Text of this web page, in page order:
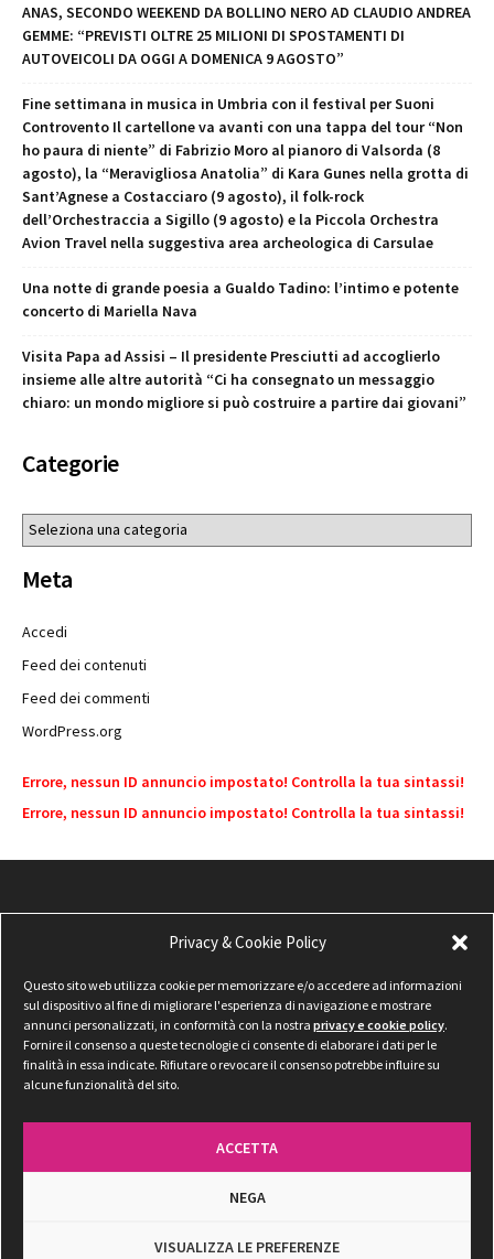
Privacy & Cookie Policy
Questo sito web utilizza cookie per memorizzare e/o accedere ad informazioni
sul dispositivo al fine di migliorare l'esperienza di navigazione e mostrare
annunci personalizzati, in conformità con la nostra privacy e cookie policy.
Fornire il consenso a queste tecnologie ci consente di elaborare i dati per le
finalità in essa indicate. Rifiutare o revocare il consenso potrebbe influire su
alcune funzionalità del sito.
ACCETTA
NEGA
VISUALIZZA LE PREFERENZE
ANAS, SECONDO WEEKEND DA BOLLINO NERO AD CLAUDIO ANDREA
GEMME: “PREVISTI OLTRE 25 MILIONI DI SPOSTAMENTI DI
AUTOVEICOLI DA OGGI A DOMENICA 9 AGOSTO”
Fine settimana in musica in Umbria con il festival per Suoni
Controvento Il cartellone va avanti con una tappa del tour “Non
ho paura di niente” di Fabrizio Moro al pianoro di Valsorda (8
agosto), la “Meravigliosa Anatolia” di Kara Gunes nella grotta di
Sant’Agnese a Costacciaro (9 agosto), il folk-rock
dell’Orchestraccia a Sigillo (9 agosto) e la Piccola Orchestra
Avion Travel nella suggestiva area archeologica di Carsulae
Una notte di grande poesia a Gualdo Tadino: l’intimo e potente
concerto di Mariella Nava
Visita Papa ad Assisi – Il presidente Presciutti ad accoglierlo
insieme alle altre autorità “Ci ha consegnato un messaggio
chiaro: un mondo migliore si può costruire a partire dai giovani”
Categorie
Categorie
Meta
Accedi
Feed dei contenuti
Feed dei commenti
WordPress.org
Errore, nessun ID annuncio impostato! Controlla la tua sintassi!
Errore, nessun ID annuncio impostato! Controlla la tua sintassi!